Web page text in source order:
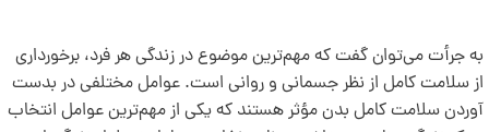
به جرأت می‌توان گفت که مهم‌ترین موضوع در زندگی هر فرد، برخورداری
از سلامت کامل از نظر جسمانی و روانی است. عوامل مختلفی در بدست
آوردن سلامت کامل بدن مؤثر هستند که یکی از مهم‌ترین عوامل انتخاب